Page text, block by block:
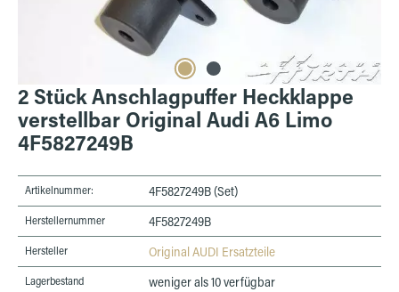
2 Stück Anschlagpuffer Heckklappe
verstellbar Original Audi A6 Limo
4F5827249B
Artikelnummer: 4F5827249B (Set)
Herstellernummer 4F5827249B
Hersteller Original AUDI Ersatzteile
Lagerbestand weniger als 10 verfügbar